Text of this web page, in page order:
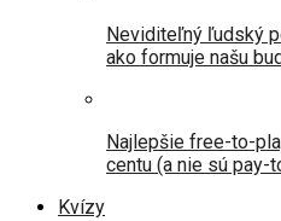
Neviditeľný ľudský
ako formuje našu
Najlepšie free-to-
centu (a nie sú pay-
Kvízy